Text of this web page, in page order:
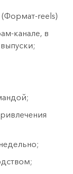
rееls)
канале, в